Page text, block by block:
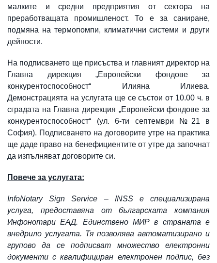
малките и средни предприятия от сектора на
преработващата промишленост. То е за саниране,
подмяна на термопомпи, климатични системи и други
дейности.
На подписването ще присъства и главният директор на
Главна дирекция „Европейски фондове за
конкурентоспособност“ Илияна Илиева.
Демонстрацията на услугата ще се състои от 10.00 ч. в
сградата на Главна дирекция „Европейски фондове за
конкурентоспособност“ (ул. 6-ти септември №21 в
София). Подписването на договорите утре на практика
ще даде право на бенефициентите от утре да започнат
да изпълняват договорите си.
Повече за услугата:
InfoNotary Sign Service – INSS е специализирана
услуга, предоставяна от българската компания
Инфонотари ЕАД. Единствено МИР в страната е
внедрило услугата. Тя позволява автоматизирано и
групово да се подписват множество електронни
документи с квалифициран електронен подпис, без